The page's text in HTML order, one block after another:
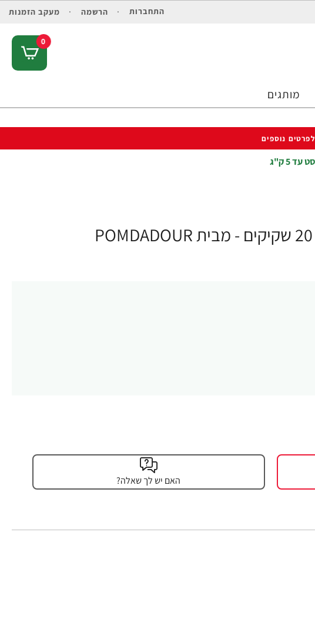
התחברות הרשמה מעקב הזמנות
0
מותגים
לפרטים נוספים
האם יש לך שאלה?